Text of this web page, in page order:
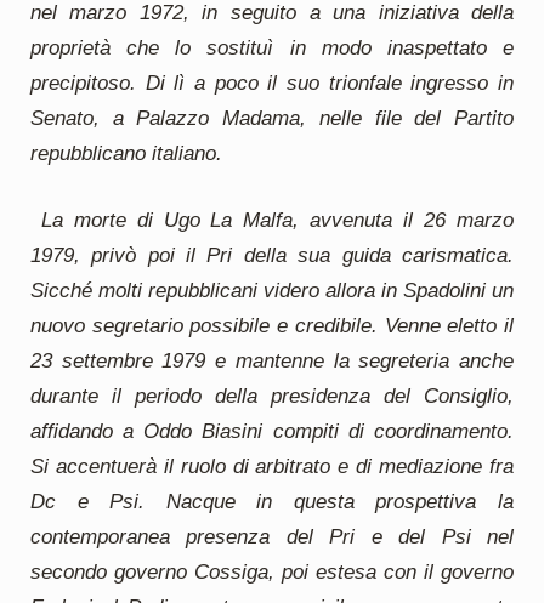
nel marzo 1972, in seguito a una iniziativa della
proprietà che lo sostituì in modo inaspettato e
precipitoso. Di lì a poco il suo trionfale ingresso in
Senato, a Palazzo Madama, nelle file del Partito
repubblicano italiano.
La morte di Ugo La Malfa, avvenuta il 26 marzo
1979, privò poi il Pri della sua guida carismatica.
Sicché molti repubblicani videro allora in Spadolini un
nuovo segretario possibile e credibile. Venne eletto il
23 settembre 1979 e mantenne la segreteria anche
durante il periodo della presidenza del Consiglio,
affidando a Oddo Biasini compiti di coordinamento.
Si accentuerà il ruolo di arbitrato e di mediazione fra
Dc e Psi. Nacque in questa prospettiva la
contemporanea presenza del Pri e del Psi nel
secondo governo Cossiga, poi estesa con il governo